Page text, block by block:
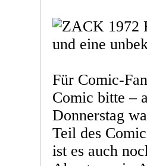
Für Comic-
Comic bitte –
Donnerstag
Teil des
ist es auch